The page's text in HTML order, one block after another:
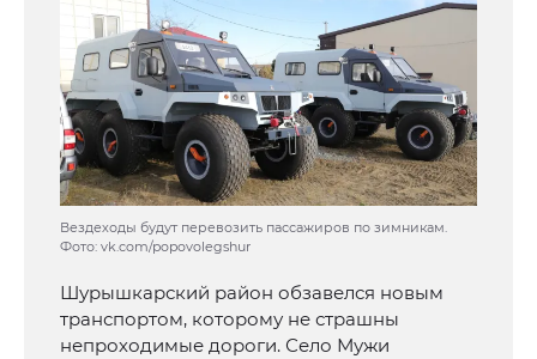
Вездеходы будут перевозить пассажиров по зимникам.
Фото: vk.com/popovolegshur
Шурышкарский район обзавелся новым
транспортом, которому не страшны
непроходимые дороги. Село Мужи